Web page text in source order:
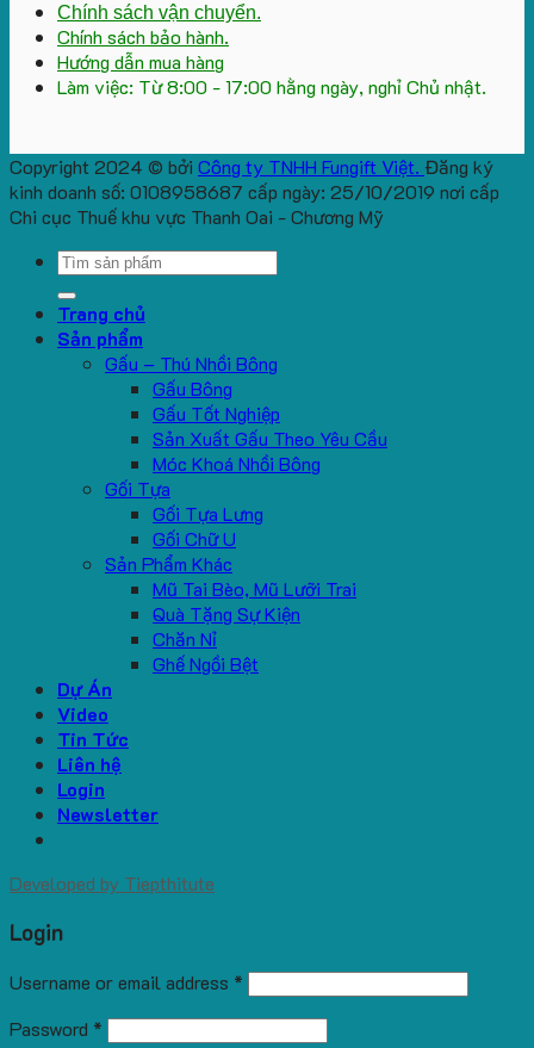
Chính sách vận chuyển.
Chính sách bảo hành.
Hướng dẫn mua hàng
Làm việc: Từ 8:00 - 17:00 hằng ngày, nghỉ Chủ nhật.
Copyright 2024 © bởi Công ty TNHH Fungift Việt. Đăng ký
kinh doanh số: 0108958687 cấp ngày: 25/10/2019 nơi cấp
Chi cục Thuế khu vực Thanh Oai - Chương Mỹ
Search
for:
Trang chủ
Sản phẩm
Gấu – Thú Nhồi Bông
Gấu Bông
Gấu Tốt Nghiệp
Sản Xuất Gấu Theo Yêu Cầu
Móc Khoá Nhồi Bông
Gối Tựa
Gối Tựa Lưng
Gối Chữ U
Sản Phẩm Khác
Mũ Tai Bèo, Mũ Lưỡi Trai
Quà Tặng Sự Kiện
Chăn Nỉ
Ghế Ngồi Bệt
Dự Án
Video
Tin Tức
Liên hệ
Login
Newsletter
Developed by Tiepthitute
Login
Username or email address *
Password *